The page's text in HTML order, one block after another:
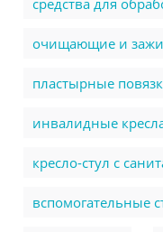
cредства для
очищающие и
пластырные
инвалидные
кресло-стул с
вспомогательные